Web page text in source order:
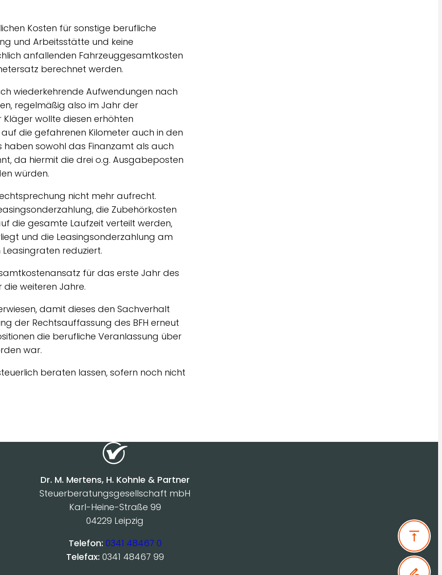
Kosten für sonstige berufliche
und Arbeitsstätte und keine
anfallenden Fahrzeuggesamtkosten
berechnet werden.
wiederkehrende Aufwendungen nach
regelmäßig also im Jahr der
wollte diesen erhöhten
die gefahrenen Kilometer auch in den
sowohl das Finanzamt als auch
da hiermit die drei o.g. Ausgabeposten
würden.
nicht mehr aufrecht.
die Zubehörkosten
die gesamte Laufzeit verteilt werden,
und die Leasingsonderzahlung am
reduziert.
für das erste Jahr des
weiteren Jahre.
damit dieses den Sachverhalt
der Rechtsauffassung des BFH erneut
die berufliche Veranlassung über
war.
beraten lassen, sofern noch nicht
Dr. M. Mertens, H. Kohnle & Partner
Steuerberatungsgesellschaft mbH
Karl-Heine-Straße 99
04229 Leipzig
Telefon: 0341 48467 0
Telefax: 0341 48467 99